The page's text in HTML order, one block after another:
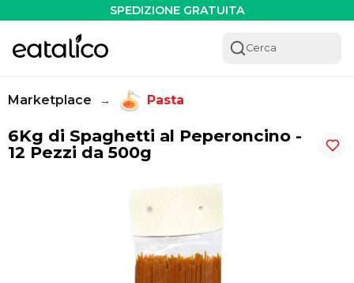
SPEDIZIONE GRATUITA
Cerca
Marketplace → Pasta
6Kg di Spaghetti al Peperoncino -
12 Pezzi da 500g